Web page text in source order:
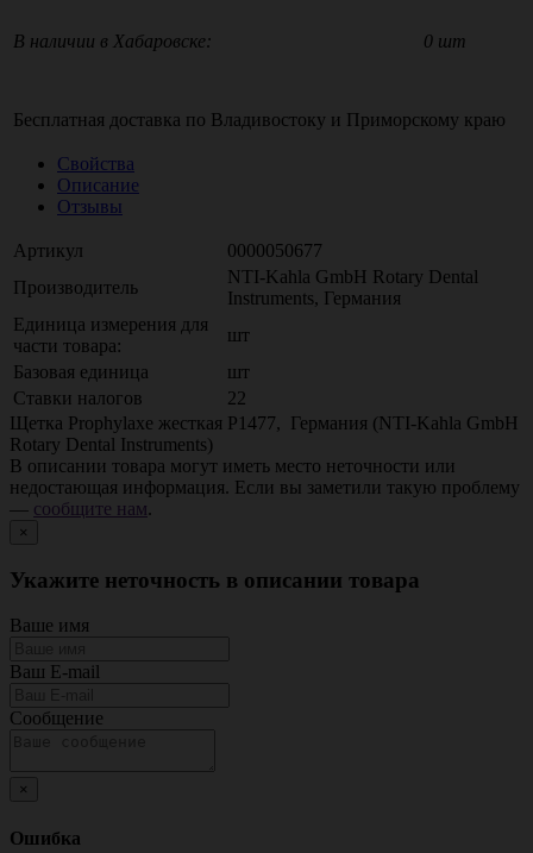
В наличии в Хабаровске: 0 шт
Бесплатная доставка по Владивостоку и Приморскому краю
Свойства
Описание
Отзывы
Артикул
0000050677
Производитель
NTI-Kahla GmbH Rotary Dental
Instruments, Германия
Единица измерения для
части товара:
шт
Базовая единица
шт
Ставки налогов
22
Щетка Prophylaxe жесткая P1477, Германия (NTI-Kahla GmbH
Rotary Dental Instruments)
В описании товара могут иметь место неточности или
недостающая информация. Если вы заметили такую проблему
— сообщите нам.
×
Укажите неточность в описании товара
Ваше имя
Ваш E-mail
Сообщение
×
Ошибка